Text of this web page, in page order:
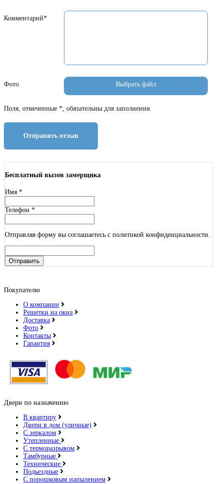
Комментарий*
Фото
Поля, отмеченные *, обязательны для заполнения
Отправить отзыв
Бесплатный вызов замерщика
Имя *
Телефон *
Отправляя форму вы соглашаетесь с политикой конфиденциальности.
Отправить
Покупателю
О компании
Решетки на окна
Доставка
Фото
Контакты
Гарантия
Двери по назначению
В квартиру
Двери в дом (уличные)
С зеркалом
Утепленные
С терморазрывом
Тамбурные
Технические
Подьездные
С порошковым напылением